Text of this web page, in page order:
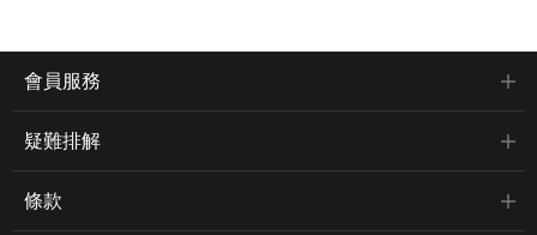
會員服務
疑難排解
條款